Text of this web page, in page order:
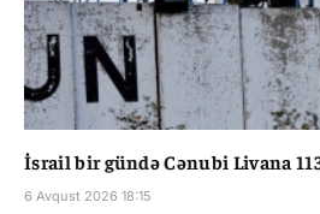
İsrail bir gündə Cənubi Livana
6 Avqust 2026 18:15